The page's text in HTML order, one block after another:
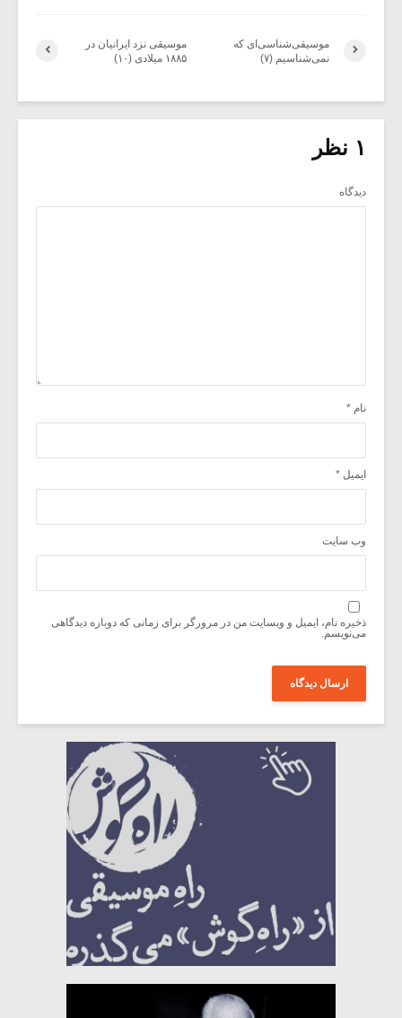
موسیقی نزد ایرانیان در
۱۸۸۵ میلادی (۱۰)
موسیقی‌شناسی‌ای که
نمی‌شناسیم (۷)
۱ نظر
دیدگاه
نام *
ایمیل *
وب‌ سایت
ذخیره نام، ایمیل و وبسایت من در مرورگر برای زمانی که دوباره دیدگاهی
می‌نویسم.